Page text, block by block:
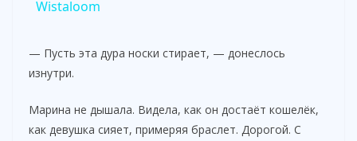
i
Wistaloom
— Пусть эта дура носки стирает, — донеслось
изнутри.
Марина не дышала. Видела, как он достаёт кошелёк,
как девушка сияет, примеряя браслет. Дорогой. С